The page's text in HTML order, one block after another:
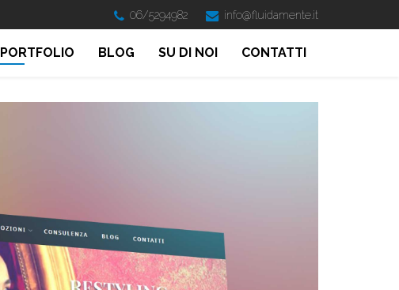
06/5294982 info@fluidamente.it
PORTFOLIO BLOG SU DI NOI CONTATTI